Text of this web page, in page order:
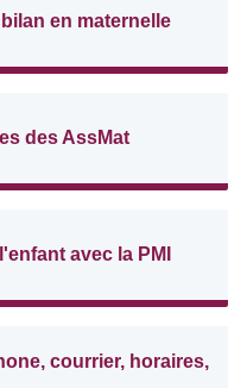
en maternelle
des AssMat
avec la PMI
courrier, horaires,